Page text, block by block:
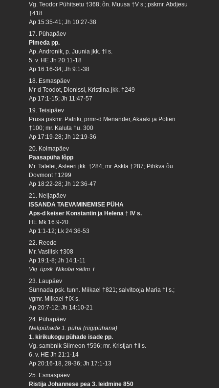
Vg. Teodor Pühitsetu †368; õn. Muusa †V s.; pskmr. Abdjesu
†418
Ap 15:35-41; Jh 10:27-38
17. Pühapäev
Pimeda pp.
Ap. Andronik, p. Juunia jkk. †I s.
5. v. HE Jh 20:11-18
Ap 16:16-34; Jh 9:1-38
18. Esmaspäev
Mr-d Teodot, Dionissi, Kristiina jkk. †249
Ap 17:1-15; Jh 11:47-57
19. Teisipäev
Prusa pskmr. Patriki, prmr-d Menander, Akaaki ja Polien
†100; mr. Kaluta †u. 300
Ap 17:19-28; Jh 12:19-36
20. Kolmapäev
Paasapüha lõpp
Mr. Talelei, Asteeri jkk. †284; mr. Askla †287; Pihkva õu.
Dovmont †1299
Ap 18:22-28; Jh 12:36-47
21. Neljapäev
ISSANDA TAEVAMINEMISE PÜHA
Aps-d keiser Konstantin ja Helena † IV s.
HE Mk 16:9-20.
Ap 1:1-12; Lk 24:36-53
22. Reede
Mr. Vasilisk †308
Ap 19:1-8; Jh 14:1-11
Vkj. üpsk. Nikolai säilm. t.
23. Laupäev
Sünnada psk. tunn. Miikael †821; salvitooja Maria †I s.;
vgmr. Miikael †IX s.
Ap 20:7-12; Jh 14:10-21
24. Pühapäev
Nelipühade 1. püha (riigipühana)
1. kirikukogu pühade isade pp.
Vg. sambnik Siimeon †596; mr. Kristjan †II s.
6. v. HE Jh 21:1-14
Ap 20:16-18, 28-36; Jh 17:1-13
25. Esmaspäev
Ristija Johannese pea 3. leidmine 850